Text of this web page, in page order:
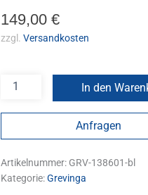
149,00 €
zzgl. Versandkosten
In den
Anfragen
Artikelnummer: GRV-138601-bl
Kategorie:Grevinga